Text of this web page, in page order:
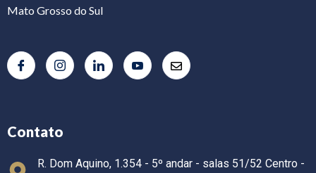
Mato Grosso do Sul
Contato
R. Dom Aquino, 1.354 - 5º andar - salas 51/52 Centro -